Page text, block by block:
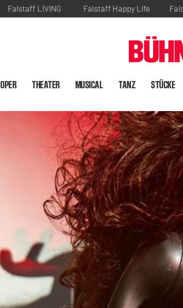
Falstaff LIVING Falstaff Happy Life
OPER THEATER MUSICAL TANZ STÜCKE